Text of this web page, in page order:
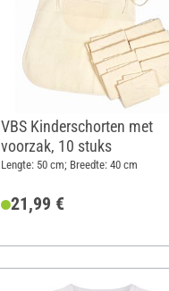
VBS Kinderschorten met
voorzak, 10 stuks
Lengte: 50 cm; Breedte: 40 cm
21,99 €